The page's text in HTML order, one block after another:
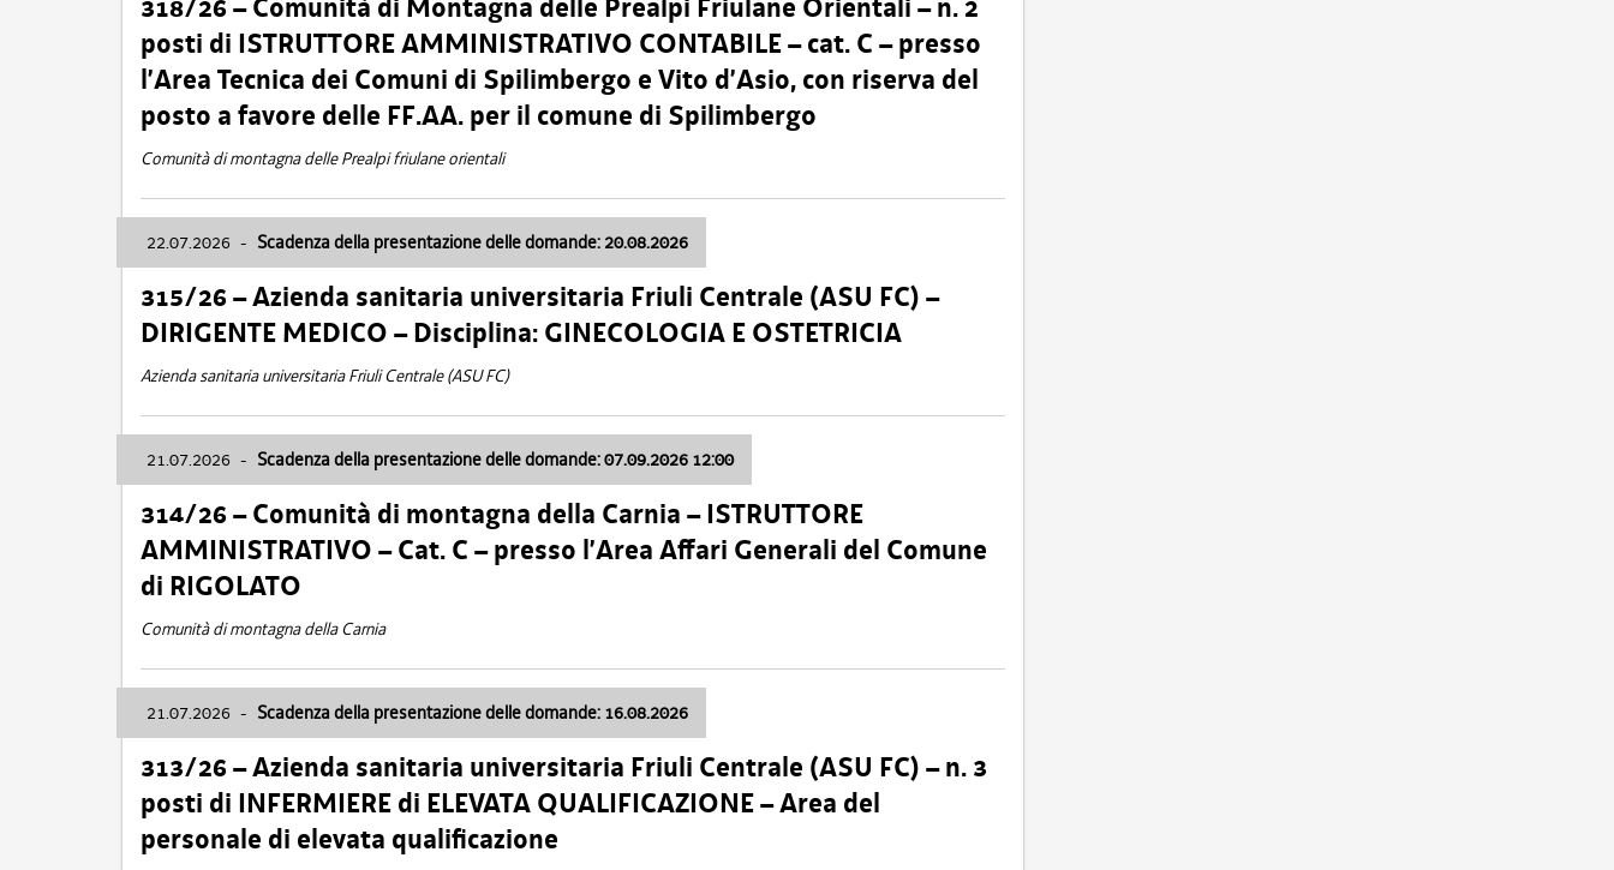
318/26 – Comunità di Montagna delle Prealpi Friulane Orientali – n. 2
posti di ISTRUTTORE AMMINISTRATIVO CONTABILE – cat. C – presso
l’Area Tecnica dei Comuni di Spilimbergo e Vito d’Asio, con riserva del
posto a favore delle FF.AA. per il comune di Spilimbergo
Comunità di montagna delle Prealpi friulane orientali
22.07.2026 - Scadenza della presentazione delle domande: 20.08.2026
315/26 – Azienda sanitaria universitaria Friuli Centrale (ASU FC) –
DIRIGENTE MEDICO – Disciplina: GINECOLOGIA E OSTETRICIA
Azienda sanitaria universitaria Friuli Centrale (ASU FC)
21.07.2026 - Scadenza della presentazione delle domande: 07.09.2026 12:00
314/26 – Comunità di montagna della Carnia – ISTRUTTORE
AMMINISTRATIVO – Cat. C – presso l’Area Affari Generali del Comune
di RIGOLATO
Comunità di montagna della Carnia
21.07.2026 - Scadenza della presentazione delle domande: 16.08.2026
313/26 – Azienda sanitaria universitaria Friuli Centrale (ASU FC) – n. 3
posti di INFERMIERE di ELEVATA QUALIFICAZIONE – Area del
personale di elevata qualificazione